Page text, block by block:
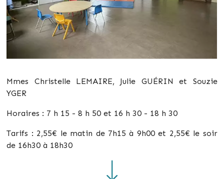
Mmes Christelle LEMAIRE, Julie GUÉRIN et Souzie
YGER
Horaires : 7 h 15 - 8 h 50 et 16 h 30 - 18 h 30
Tarifs : 2,55€ le matin de 7h15 à 9h00 et 2,55€ le soir
de 16h30 à 18h30